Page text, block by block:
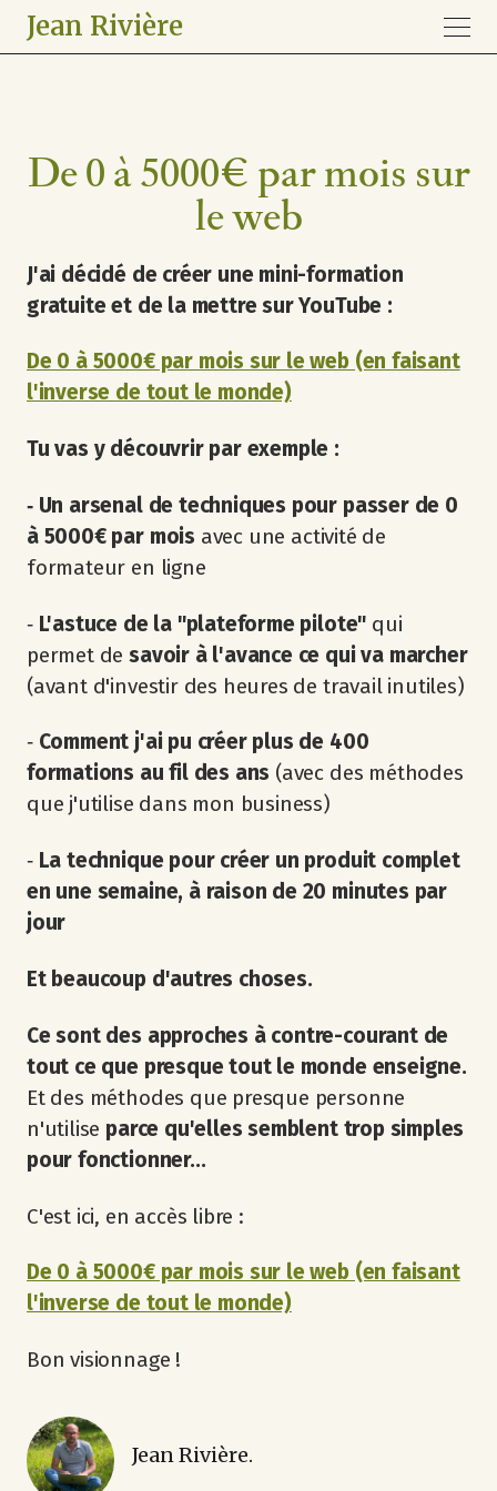
Jean Rivière
De 0 à 5000€ par mois sur
le web
J'ai décidé de créer une mini-formation
gratuite et de la mettre sur YouTube :
De 0 à 5000€ par mois sur le web (en faisant
l'inverse de tout le monde)
Tu vas y découvrir par exemple :
‐ Un arsenal de techniques pour passer de 0
à 5000€ par mois avec une activité de
formateur en ligne
‐ L'astuce de la "plateforme pilote" qui
permet desavoir à l'avance ce qui va marcher
(avant d'investir des heures de travail inutiles)
‐ Comment j'ai pu créer plus de 400
formations au fil des ans (avec des méthodes
que j'utilise dans mon business)
‐ La technique pour créer un produit complet
en une semaine, à raison de 20 minutes par
jour
Et beaucoup d'autres choses.
Ce sont des approches à contre-courant de
tout ce que presque tout le monde enseigne.
Et des méthodes que presque personne
n'utilise parce qu'elles semblent trop simples
pour fonctionner...
C'est ici, en accès libre :
De 0 à 5000€ par mois sur le web (en faisant
l'inverse de tout le monde)
Bon visionnage !
Jean Rivière.